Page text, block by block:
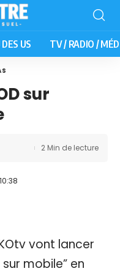
US TV / RADIO /
sur
2 Min de lecture
vont lancer
mobile” en